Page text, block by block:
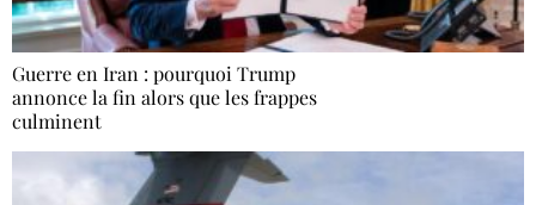
Guerre en Iran : pourquoi Trump
annonce la fin alors que les frappes
culminent